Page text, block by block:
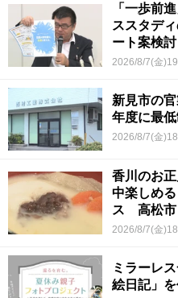
「一歩前
ススタデ
ート案検討
2026/8/7(金
新見市の
年度に最
2026/8/7(金
香川のお
中楽しめ
ス 高松市
2026/8/7(金
ミラーレ
絵日記」